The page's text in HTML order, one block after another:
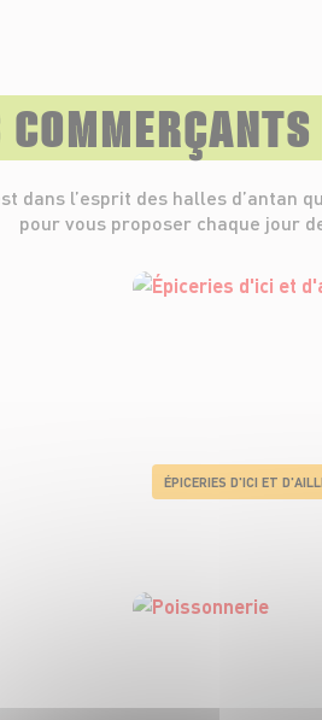
COMMERÇANTS
dans l’esprit des halles d’antan
pour vous proposer chaque jour
ÉPICERIES D'ICI ET